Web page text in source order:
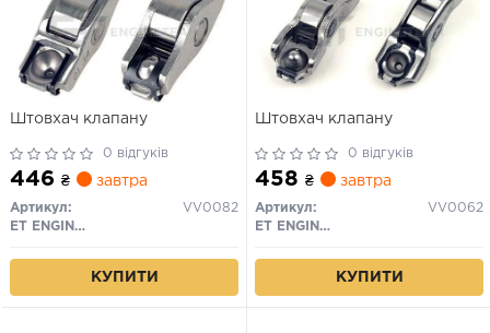
Штовхач клапану
0 відгуків
446 ₴ завтра
Артикул:
VV0082
ET ENGINETEAM
КУПИТИ
Штовхач клапану
0 відгуків
458 ₴ завтра
Артикул:
VV0062
ET ENGINETEAM
КУПИТИ